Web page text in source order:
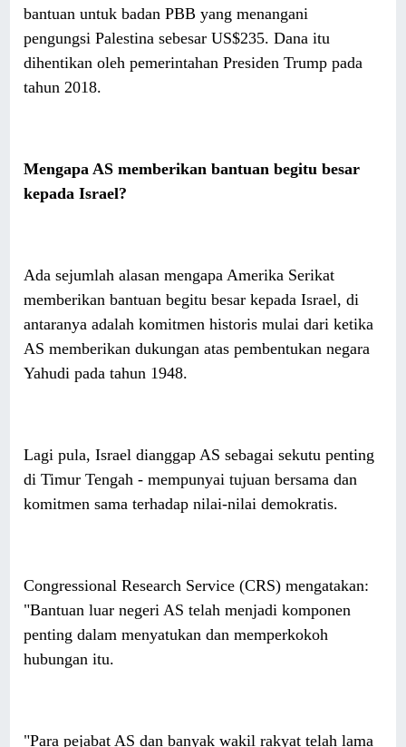
bantuan untuk badan PBB yang menangani
pengungsi Palestina sebesar US$235. Dana itu
dihentikan oleh pemerintahan Presiden Trump pada
tahun 2018.
Mengapa AS memberikan bantuan begitu besar
kepada Israel?
Ada sejumlah alasan mengapa Amerika Serikat
memberikan bantuan begitu besar kepada Israel, di
antaranya adalah komitmen historis mulai dari ketika
AS memberikan dukungan atas pembentukan negara
Yahudi pada tahun 1948.
Lagi pula, Israel dianggap AS sebagai sekutu penting
di Timur Tengah - mempunyai tujuan bersama dan
komitmen sama terhadap nilai-nilai demokratis.
Congressional Research Service (CRS) mengatakan:
"Bantuan luar negeri AS telah menjadi komponen
penting dalam menyatukan dan memperkokoh
hubungan itu.
"Para pejabat AS dan banyak wakil rakyat telah lama